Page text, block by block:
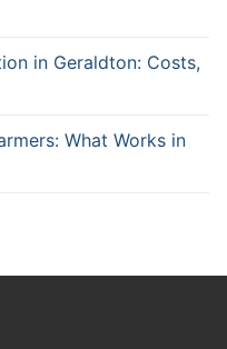
in Geraldton: Costs,
What Works in